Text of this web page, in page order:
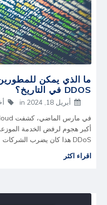
ما الذي يمكن
DDOS في التاريخ؟
أبريل 18, 2024 in
DDoS هذا كان يضرب الشركات منذ أغسطس.
اقراء اكثر